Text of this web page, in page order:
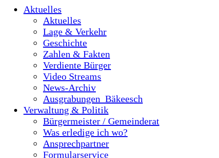
Aktuelles
Aktuelles
Lage & Verkehr
Geschichte
Zahlen & Fakten
Verdiente Bürger
Video Streams
News-Archiv
Ausgrabungen_Bäkeesch
Verwaltung & Politik
Bürgermeister / Gemeinderat
Was erledige ich wo?
Ansprechpartner
Formularservice